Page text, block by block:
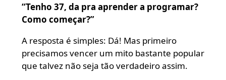
“Tenho 37, da pra aprender a programar?
Como começar?”
A resposta é simples: Dá! Mas primeiro
precisamos vencer um mito bastante popular
que talvez não seja tão verdadeiro assim.